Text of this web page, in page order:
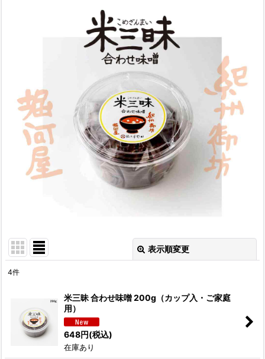
表示順変更
並び順:
4件
米三昧 合わせ味噌 200g（カップ入・ご家庭
用）
648円(税込)
在庫あり